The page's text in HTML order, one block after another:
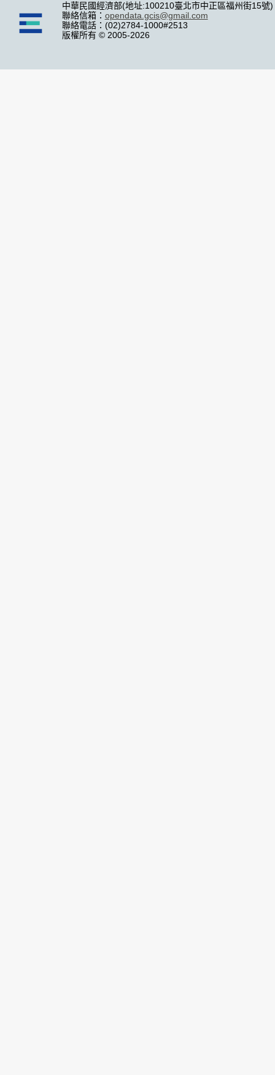
中華民國經濟部(地址:100210臺北市中正區福州街15號)
聯絡信箱： opendata.gcis@gmail.com
聯絡電話：(02)2784-1000#2513
版權所有 © 2005-2026